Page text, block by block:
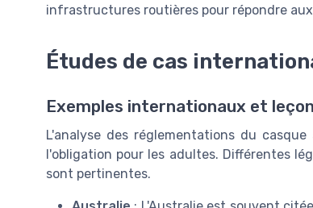
infrastructures routières pour répondre
Études de cas
Exemples internationaux et
L'analyse des réglementations du
l'obligation pour les adultes. Différentes
sont pertinentes.